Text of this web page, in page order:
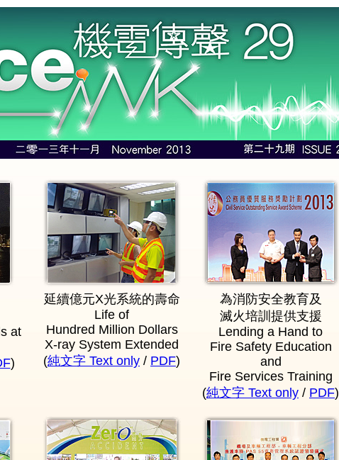
at
)
延續億元X光系統的壽命
Life of
Hundred Million Dollars
X-ray System Extended
(純文字 Text only / PDF)
為消防安全教育及
滅火培訓提供支援
Lending a Hand to
Fire Safety Education
and
Fire Services Training
(純文字 Text only / PDF)